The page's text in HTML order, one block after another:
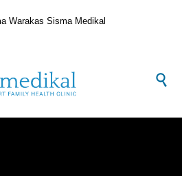
Warakas Sisma Medikal
